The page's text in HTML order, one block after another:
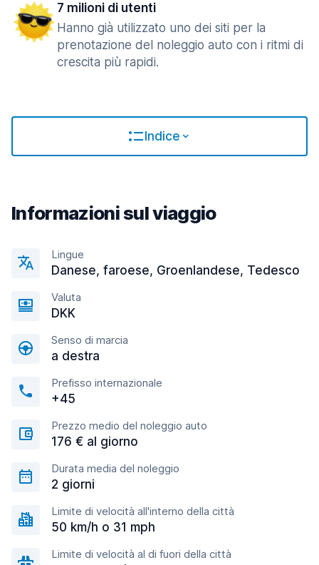
7 milioni di utenti
Hanno già utilizzato uno dei siti per la
prenotazione del noleggio auto con i ritmi di
crescita più rapidi.
Indice
Informazioni sul viaggio
Lingue
Danese, faroese, Groenlandese, Tedesco
Valuta
DKK
Senso di marcia
a destra
Prefisso internazionale
+45
Prezzo medio del noleggio auto
176 € al giorno
Durata media del noleggio
2 giorni
Limite di velocità all'interno della città
50 km/h o 31 mph
Limite di velocità al di fuori della città